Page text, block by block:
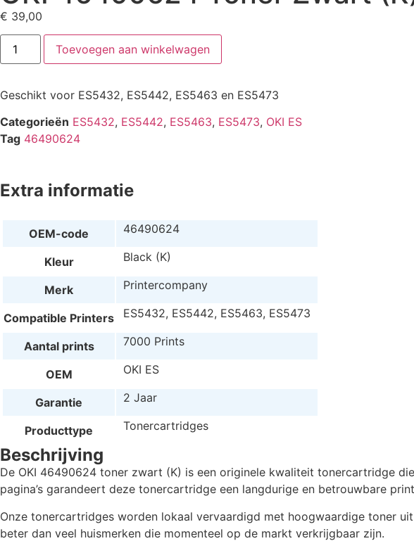
€ 39,00
Toevoegen aan winkelwagen
Geschikt voor ES5432, ES5442, ES5463 en ES5473
Categorieën ES5432, ES5442, ES5463, ES5473, OKI ES
Tag 46490624
Extra informatie
OEM-code 46490624
Kleur Black (K)
Merk Printercompany
Compatible Printers ES5432, ES5442, ES5463, ES5473
Aantal prints 7000 Prints
OEM OKI ES
Garantie 2 Jaar
Producttype Tonercartridges
Beschrijving
De OKI 46490624 toner zwart (K) is een originele kwaliteit tonercartridge
pagina’s garandeert deze tonercartridge een langdurige en betrouwbare
Onze tonercartridges worden lokaal vervaardigd met hoogwaardige toner
beter dan veel huismerken die momenteel op de markt verkrijgbaar zijn.